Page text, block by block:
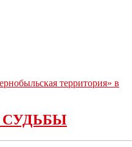
территория» в